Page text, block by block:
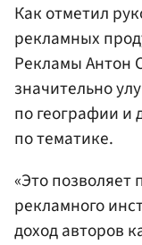
Как отметил
рекламных
Рекламы Антон
значительно
по географии и
по тематике.
«Это позволяет
рекламного
доход авторов